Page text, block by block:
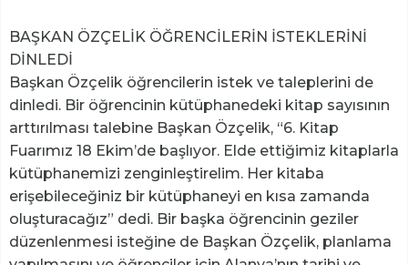
BAŞKAN ÖZÇELİK ÖĞRENCİLERİN İSTEKLERİNİ
DİNLEDİ
Başkan Özçelik öğrencilerin istek ve taleplerini de
dinledi. Bir öğrencinin kütüphanedeki kitap sayısının
arttırılması talebine Başkan Özçelik, “6. Kitap
Fuarımız 18 Ekim’de başlıyor. Elde ettiğimiz kitaplarla
kütüphanemizi zenginleştirelim. Her kitaba
erişebileceğiniz bir kütüphaneyi en kısa zamanda
oluşturacağız” dedi. Bir başka öğrencinin geziler
düzenlenmesi isteğine de Başkan Özçelik, planlama